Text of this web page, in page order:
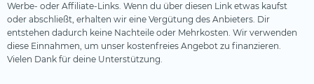
Werbe- oder Affiliate-Links. Wenn du über diesen Link etwas kaufst
oder abschließt, erhalten wir eine Vergütung des Anbieters. Dir
entstehen dadurch keine Nachteile oder Mehrkosten. Wir verwenden
diese Einnahmen, um unser kostenfreies Angebot zu finanzieren.
Vielen Dank für deine Unterstützung.